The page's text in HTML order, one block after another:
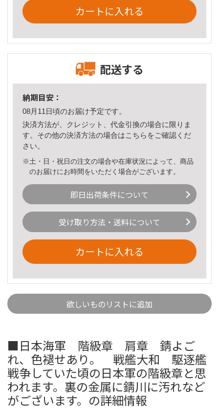
カートに入れる
配送する
納期目安：
08月11日頃のお届け予定です。
決済方法が、クレジット、代金引換の場合に限りま
す。その他の決済方法の場合はこちら をご確認くだ
さい。
※土・日・祝日の注文の場合や在庫状況によって、商品
のお届けにお時間をいただく場合がございます。
即日出荷条件について
受け取り方法・送料について
カートに入れる
欲しいものリストに追加
■日本海軍 階級章 肩章 錆よご
れ、色褪せあり。 戦艦大和 駆逐艦
戦争していた頃の日本軍の階級章と思
われます。裏の金属に錆川に汚れなど
がございます。の詳細情報